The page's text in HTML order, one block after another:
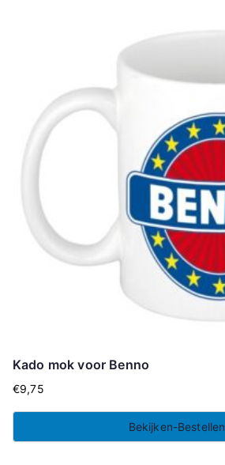
Kado mok voor Benno
€9,75
Bekijken-Bestellen